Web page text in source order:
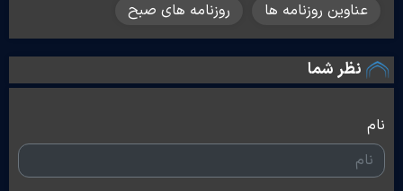
عناوین روزنامه ها
روزنامه های صبح
نظر شما
نام